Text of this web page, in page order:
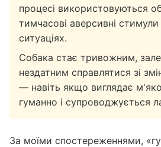
процесі використовуються
тимчасові аверсивні
ситуаціях.
Собака стає тривожним,
нездатним справлятися зі
— навіть якщо виглядає
гуманно і супроводжується
За моїми спостереженнями,